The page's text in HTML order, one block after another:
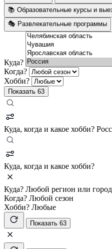
📚 Образовательные курсы и
🎭 Развлекательные программы
Куда?
Когда?
Хобби?
Показать 63
Куда, когда и какое хобби?
Куда, когда и какое хобби?
Куда? Любой регион или город
Когда? Любой сезон
Хобби? Любые
Показать 63